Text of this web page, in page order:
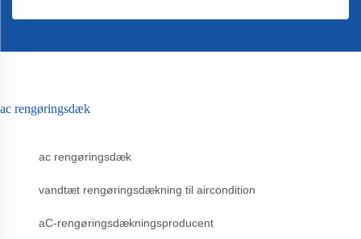
ac rengøringsdæk
ac rengøringsdæk
vandtæt rengøringsdækning til aircondition
aC-rengøringsdækningsproducent